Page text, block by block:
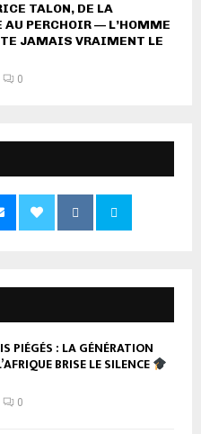
TALON, DE LA
AU PERCHOIR — L’HOMME
JAMAIS VRAIMENT LE
0
PIÉGÉS : LA GÉNÉRATION
BRISE LE SILENCE
0